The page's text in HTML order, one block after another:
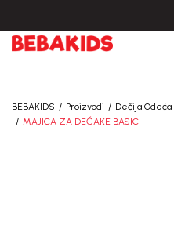
BEBAKIDS Proizvodi Dečija Odeća
MAJICA ZA DEČAKE BASIC